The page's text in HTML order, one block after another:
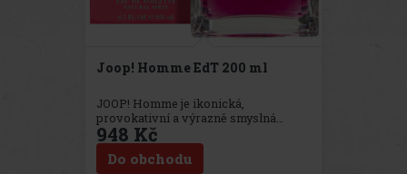
Joop! Homme EdT 200 ml
JOOP! Homme je ikonická,
provokativní a výrazně smyslná
pánská toaletní voda, která se od
svého uvedení stala symbolem
odvahy, vášně a mužné sebejistoty.
948 Kč
Do obchodu